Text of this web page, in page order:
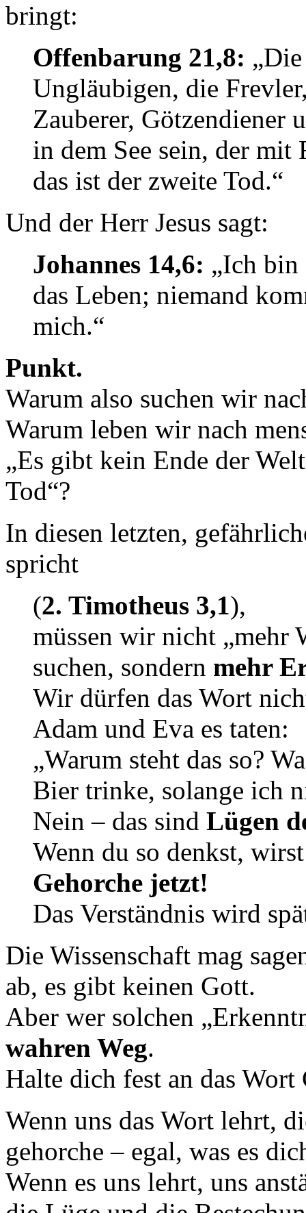
bringt:
Offenbarung 21,8:
Ungläubigen, die
Zauberer,
in dem See sein, der mit
das ist der zweite Tod.“
Und der Herr Jesus sagt:
Johannes 14,6: „Ich bin
das Leben; niemand
mich.“
Punkt.
Warum also suchen wir
Warum leben wir nach
„Es gibt kein Ende der
Tod“?
In diesen letzten,
spricht
(2. Timotheus 3,1),
müssen wir nicht „mehr
suchen, sondern mehr
Wir dürfen das Wort
Adam und Eva es taten:
„Warum steht das so?
Bier trinke, solange ich
Nein – das sind Lügen
Wenn du so denkst,
Gehorche jetzt!
Das Verständnis wird
Die Wissenschaft mag
ab, es gibt keinen Gott.
Aber wer solchen
wahren Weg.
Halte dich fest an das Wort
Wenn uns das Wort lehrt,
gehorche – egal, was es
Wenn es uns lehrt, uns